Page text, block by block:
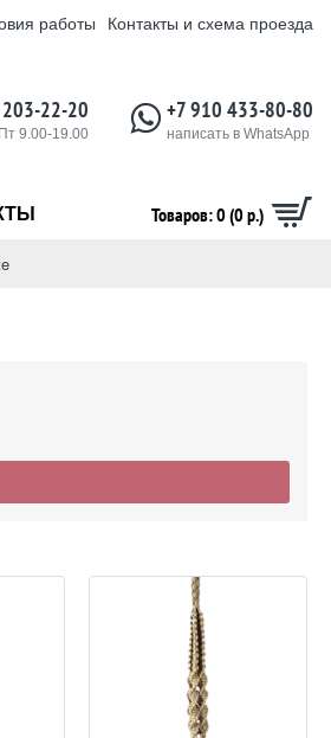
работы Контакты и схема проезда
22-20
9.00-19.00
+7 910 433-80-80
написать в WhatsApp
Товаров: 0 (0 р.)